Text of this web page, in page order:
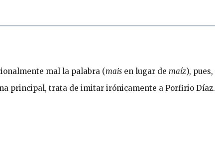
mal la palabra (mais en lugar de maíz), pues,
principal, trata de imitar irónicamente a Porfirio Díaz.